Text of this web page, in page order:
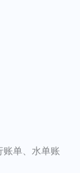
单、水单账